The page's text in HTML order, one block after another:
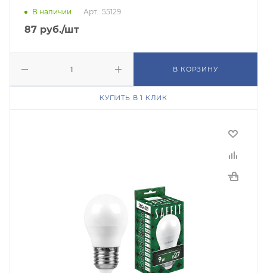
В наличии Арт.: 55129
87 руб./шт
В КОРЗИНУ
КУПИТЬ В 1 КЛИК